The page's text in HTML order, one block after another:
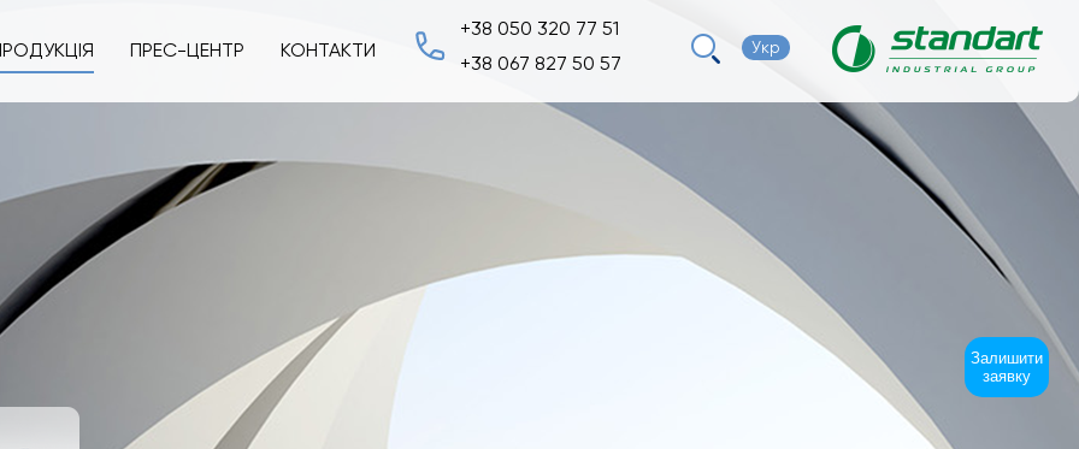
ПРЕС-ЦЕНТР КОНТАКТИ
+38 050 320 77 51
+38 067 827 50 57
Укр
Залишити
заявку